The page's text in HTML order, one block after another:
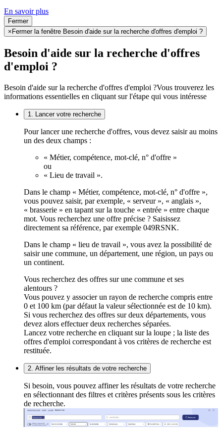
En savoir plus
Fermer
× Fermer la fenêtre Besoin d'aide sur la recherche d'offres d'emploi ?
Besoin d'aide sur la recherche d'offres
d'emploi ?
Besoin d'aide sur la recherche d'offres d'emploi ?Vous trouverez les
informations essentielles en cliquant sur l'étape qui vous intéresse
1. Lancer votre recherche
Pour lancer une recherche d'offres, vous devez saisir au moins
un des deux champs :
« Métier, compétence, mot-clé, n° d'offre »
ou
« Lieu de travail ».
Dans le champ « Métier, compétence, mot-clé, n° d'offre »,
vous pouvez saisir, par exemple, « serveur », « anglais »,
« brasserie » en tapant sur la touche « entrée » entre chaque
mot. Vous recherchez une offre précise ? Saisissez
directement sa référence, par exemple 049RSNK.
Dans le champ « lieu de travail », vous avez la possibilité de
saisir une commune, un département, une région, un pays ou
un continent.
Vous recherchez des offres sur une commune et ses
alentours ?
Vous pouvez y associer un rayon de recherche compris entre
0 et 100 km (par défaut la valeur sélectionnée est de 10 km).
Si vous recherchez des offres sur deux départements, vous
devez alors effectuer deux recherches séparées.
Lancez votre recherche en cliquant sur la loupe ; la liste des
offres d'emploi correspondant à vos critères de recherche est
restituée.
2. Affiner les résultats de votre recherche
Si besoin, vous pouvez affiner les résultats de votre recherche
en sélectionnant des filtres et critères présents sous les critères
de recherche.